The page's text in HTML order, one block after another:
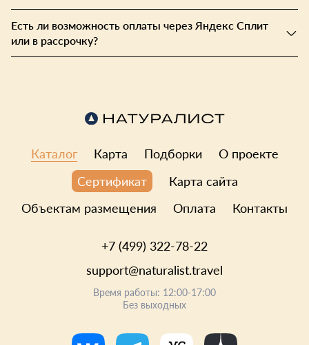
Есть ли возможность оплаты через Яндекс Сплит
или в рассрочку?
Каталог Карта Подборки
О проекте
Сертификат
Карта сайта
Объектам размещения
Оплата Контакты
+7 (499) 322-78-22
support@naturalist.travel
Время работы: 12:00-17:00
Без выходных